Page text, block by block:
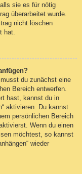
sie es für nötig
überarbeitet wurde.
nicht löschen
hat.
du zunächst eine
Bereich entwerfen.
hast, kannst du in
aktivieren. Du kannst
persönlichen Bereich
Wenn du einen
möchtest, so kannst
wieder